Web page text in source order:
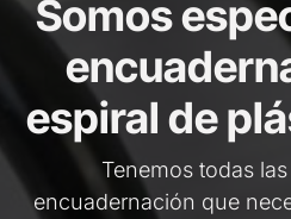
Somos
espiral de
Tenemos todas
encuadernación que